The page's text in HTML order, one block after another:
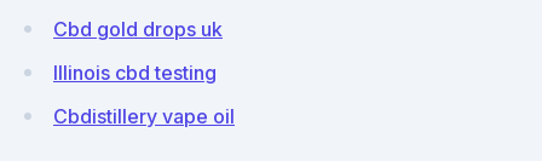
Cbd gold drops uk
Illinois cbd testing
Cbdistillery vape oil